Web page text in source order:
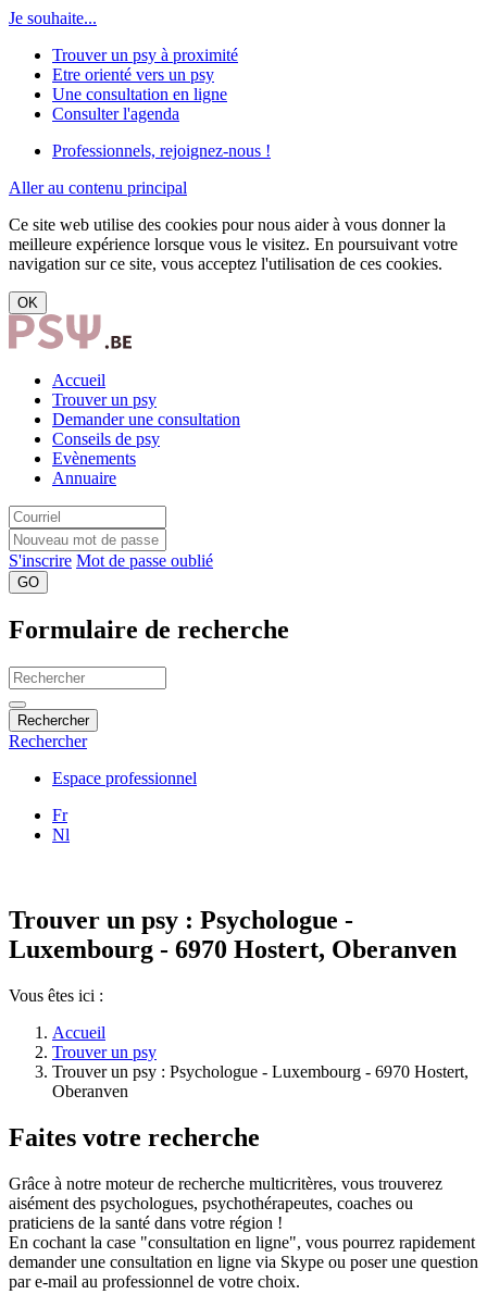
Je souhaite...
Trouver un psy à proximité
Etre orienté vers un psy
Une consultation en ligne
Consulter l'agenda
Professionnels, rejoignez-nous !
Aller au contenu principal
Ce site web utilise des cookies pour nous aider à vous donner la
meilleure expérience lorsque vous le visitez. En poursuivant votre
navigation sur ce site, vous acceptez l'utilisation de ces cookies.
OK
Accueil
Trouver un psy
Demander une consultation
Conseils de psy
Evènements
Annuaire
S'inscrire Mot de passe oublié
GO
Formulaire de recherche
Rechercher
Rechercher
Espace professionnel
Fr
Nl
Trouver un psy : Psychologue -
Luxembourg - 6970 Hostert, Oberanven
Vous êtes ici :
Accueil
Trouver un psy
Trouver un psy : Psychologue - Luxembourg - 6970 Hostert,
Oberanven
Faites votre recherche
Grâce à notre moteur de recherche multicritères, vous trouverez
aisément des psychologues, psychothérapeutes, coaches ou
praticiens de la santé dans votre région !
En cochant la case "consultation en ligne", vous pourrez rapidement
demander une consultation en ligne via Skype ou poser une question
par e-mail au professionnel de votre choix.